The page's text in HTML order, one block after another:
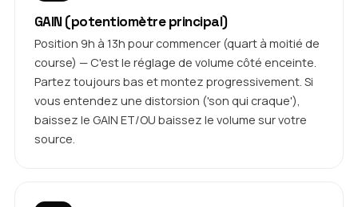
GAIN (potentiomètre principal)
Position 9h à 13h pour commencer (quart à moitié de
course) — C'est le réglage de volume côté enceinte.
Partez toujours bas et montez progressivement. Si
vous entendez une distorsion ('son qui craque'),
baissez le GAIN ET/OU baissez le volume sur votre
source.